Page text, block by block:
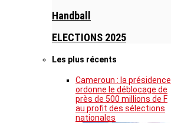
Handball
ELECTIONS 2025
Les plus récents
Cameroun : la présidence
ordonne le déblocage de
près de 500 millions de F
au profit des sélections
nationales